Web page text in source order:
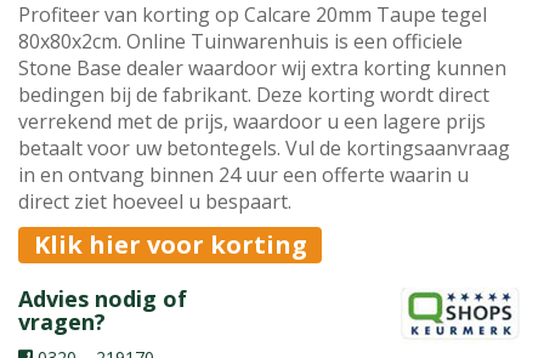
Profiteer van korting op Calcare 20mm Taupe tegel
80x80x2cm. Online Tuinwarenhuis is een officiele
Stone Base dealer waardoor wij extra korting kunnen
bedingen bij de fabrikant. Deze korting wordt direct
verrekend met de prijs, waardoor u een lagere prijs
betaalt voor uw betontegels. Vul de kortingsaanvraag
in en ontvang binnen 24 uur een offerte waarin u
direct ziet hoeveel u bespaart.
Klik hier voor korting
Advies nodig of
vragen?